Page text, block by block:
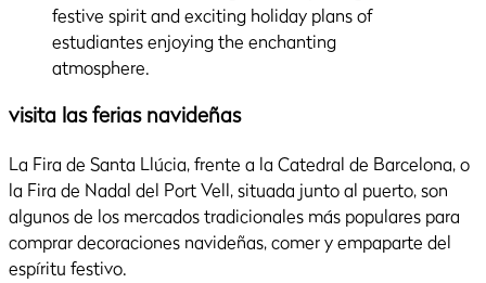
visita las ferias navideñas
La Fira de Santa Llúcia, frente a la Catedral de Barcelona, o
la Fira de Nadal del Port Vell, situada junto al puerto, son
algunos de los mercados tradicionales más populares para
comprar decoraciones navideñas, comer y empaparte del
espíritu festivo.